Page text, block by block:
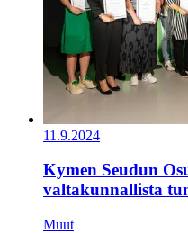
11.9.2024
Kymen Seudun
valtakunnallista
Muut